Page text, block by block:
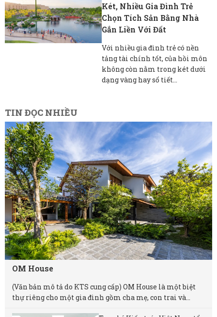
Két, Nhiều Gia Đình Trẻ
Chọn Tích Sản Bằng Nhà
Gắn Liền Với Đất
Với nhiều gia đình trẻ có nền
tảng tài chính tốt, của hồi môn
không còn nằm trong két dưới
dạng vàng hay sổ tiết...
TIN ĐỌC NHIỀU
OM House
(Văn bản mô tả do KTS cung cấp) OM House là một biệt
thự riêng cho một gia đình gồm cha mẹ, con trai và...